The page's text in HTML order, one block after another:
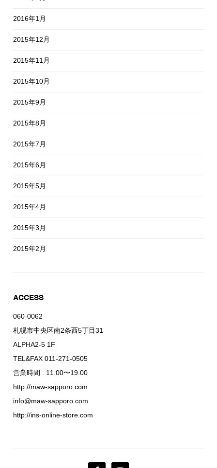
2016年1月
2015年12月
2015年11月
2015年10月
2015年9月
2015年8月
2015年7月
2015年6月
2015年5月
2015年4月
2015年3月
2015年2月
ACCESS
060-0062
札幌市中央区南2条西5丁目31
ALPHA2-5 1F
TEL&FAX 011-271-0505
営業時間 : 11:00〜19:00
http://maw-sapporo.com
info@maw-sapporo.com
http://ins-online-store.com